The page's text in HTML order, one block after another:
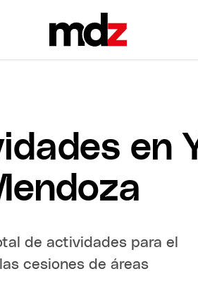
en
de actividades para el
cesiones de áreas